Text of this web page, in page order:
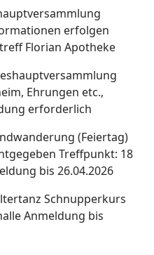
erfolgen
Florian Apotheke
Ehrungen etc.,
erforderlich
(Feiertag)
Treffpunkt: 18
bis 26.04.2026
Schnupperkurs
Anmeldung bis